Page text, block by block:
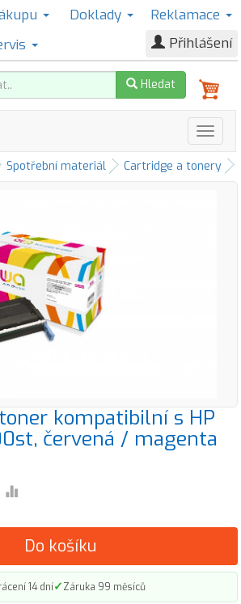
Doklady
Reklamace
Přihlášení
Hledat
Spotřební materiál Cartridge a tonery
kompatibilní s HP
červená / magenta
Do košíku
14 dní✓Záruka 99 měsíců